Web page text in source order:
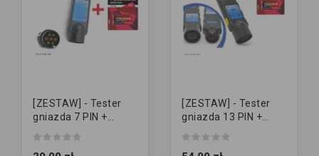
[ZESTAW] - Tester
gniazda 7 PIN +
[ZESTAW] - Tester
gniazda 13 PIN +